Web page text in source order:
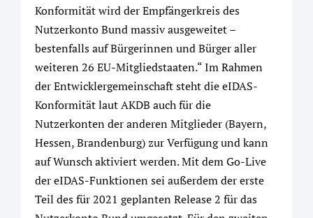
Konformität wird der Empfängerkreis des
Nutzerkonto Bund massiv ausgeweitet –
bestenfalls auf Bürgerinnen und Bürger aller
weiteren 26 EU-Mitgliedstaaten.“ Im Rahmen
der Entwicklergemeinschaft steht die eIDAS-
Konformität laut AKDB auch für die
Nutzerkonten der anderen Mitglieder (Bayern,
Hessen, Brandenburg) zur Verfügung und kann
auf Wunsch aktiviert werden. Mit dem Go-Live
der eIDAS-Funktionen sei außerdem der erste
Teil des für 2021 geplanten Release 2 für das